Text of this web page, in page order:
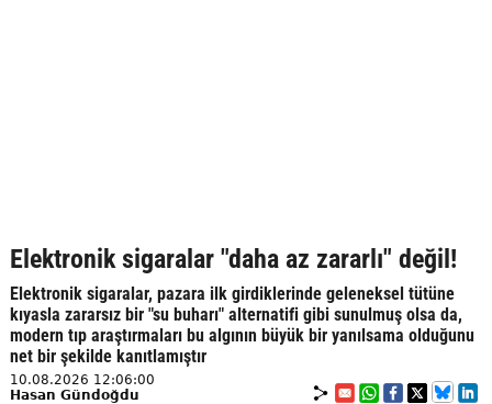
Elektronik sigaralar "daha az zararlı" değil!
Elektronik sigaralar, pazara ilk girdiklerinde geleneksel tütüne
kıyasla zararsız bir "su buharı" alternatifi gibi sunulmuş olsa da,
modern tıp araştırmaları bu algının büyük bir yanılsama olduğunu
net bir şekilde kanıtlamıştır
10.08.2026 12:06:00
Hasan Gündoğdu